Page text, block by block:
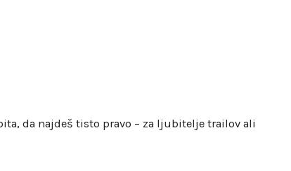
da najdeš tisto pravo – za ljubitelje trailov ali